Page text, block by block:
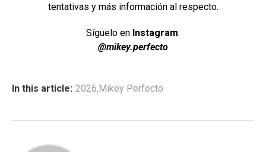
tentativas y más información al respecto.
Síguelo en Instagram:
@mikey.perfecto
In this article: 2026,Mikey Perfecto